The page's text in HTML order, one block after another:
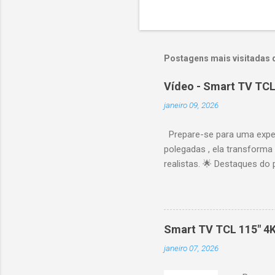
Postagens mais visitadas
Vídeo - Smart TV
janeiro 09, 2026
Prepare-se para uma
polegadas , ela
realistas. 🌟 Destaques do
desempenho otimizado
ideal para esportes e
recomendações
mais. Google Assistente :
Altura: 153,8 cm |
Smart TV TCL 115"
janeiro 07, 2026